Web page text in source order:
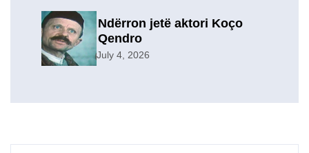
Ndërron jetë aktori Koço
Qendro
July 4, 2026